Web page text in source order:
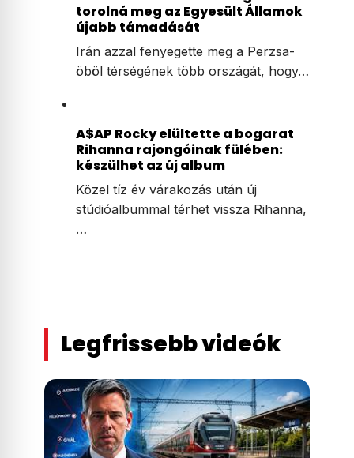
torolná meg az Egyesült Államok
újabb támadását
Irán azzal fenyegette meg a Perzsa-
öböl térségének több országát, hogy…
A$AP Rocky elültette a bogarat
Rihanna rajongóinak fülében:
készülhet az új album
Közel tíz év várakozás után új
stúdióalbummal térhet vissza Rihanna,
…
Legfrissebb videók